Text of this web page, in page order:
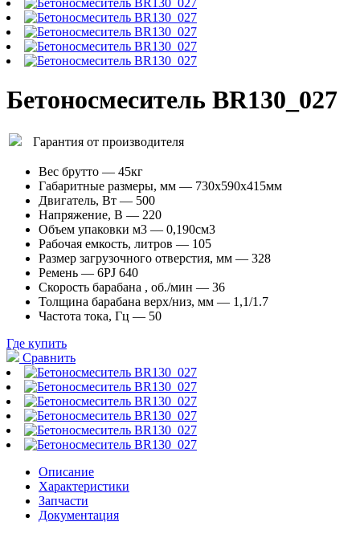
Бетоносмеситель BR130_027
Гарантия от производителя
Вес брутто — 45кг
Габаритные размеры, мм — 730х590х415мм
Двигатель, Вт — 500
Напряжение, В — 220
Объем упаковки м3 — 0,190см3
Рабочая емкость, литров — 105
Размер загрузочного отверстия, мм — 328
Ремень — 6PJ 640
Скорость барабана , об./мин — 36
Толщина барабана верх/низ, мм — 1,1/1.7
Частота тока, Гц — 50
Где купить
Сравнить
Описание
Характеристики
Запчасти
Документация